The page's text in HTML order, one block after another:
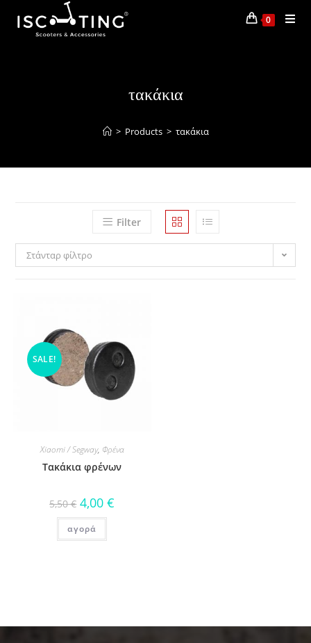
0
τακάκια
> Products > τακάκια
Filter
Στάνταρ φίλτρο
SALE!
Xiaomi / Segway, Φρένα
Τακάκια φρένων
5,50€ 4,00€
αγορά